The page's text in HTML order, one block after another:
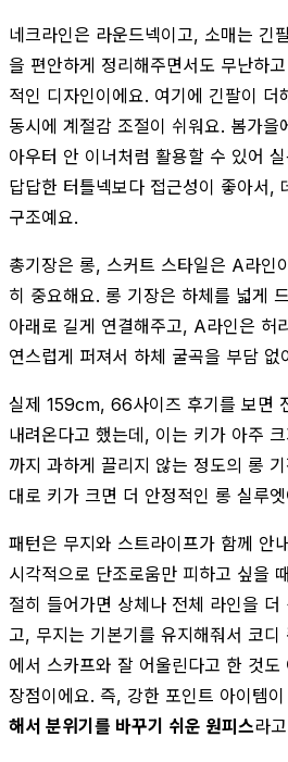
네크라인은 라운드넥이고, 소매는 긴
을 편안하게 정리해주면서도 무난하
적인 디자인이에요. 여기에 긴팔이 더
동시에 계절감 조절이 쉬워요. 봄가을
아우터 안 이너처럼 활용할 수 있어
답답한 터틀넥보다 접근성이 좋아서,
구조예요.
총기장은 롱, 스커트 스타일은 A라인
히 중요해요. 롱 기장은 하체를 넓게
아래로 길게 연결해주고, A라인은 허
연스럽게 퍼져서 하체 굴곡을 부담 없
실제 159cm, 66사이즈 후기를 보면
내려온다고 했는데, 이는 키가 아주
까지 과하게 끌리지 않는 정도의 롱
대로 키가 크면 더 안정적인 롱 실루
패턴은 무지와 스트라이프가 함께 안
시각적으로 단조로움만 피하고 싶을
절히 들어가면 상체나 전체 라인을
고, 무지는 기본기를 유지해줘서 코
에서 스카프와 잘 어울린다고 한 것도
장점이에요. 즉, 강한 포인트 아이템
해서 분위기를 바꾸기 쉬운 원피스라